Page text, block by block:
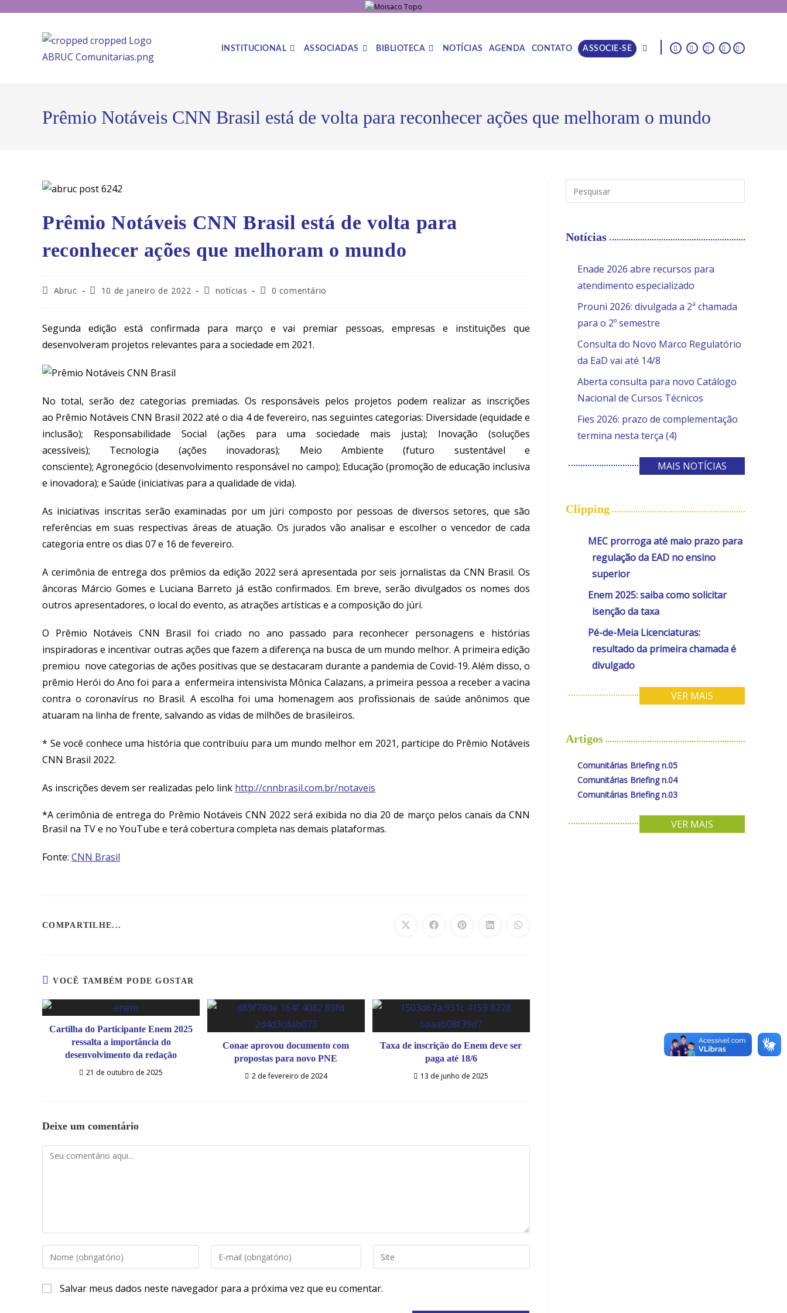
|
INSTITUCIONAL ASSOCIADAS BIBLIOTECA NOTÍCIAS AGENDA CONTATO ASSOCIE-SE
Prêmio Notáveis CNN Brasil está de volta para reconhecer ações que melhoram o mundo
Prêmio Notáveis CNN Brasil está de volta para
reconhecer ações que melhoram o mundo
Abruc 10 de janeiro de 2022 notícias 0 comentário
Segunda edição está confirmada para março e vai premiar pessoas, empresas e instituições que
desenvolveram projetos relevantes para a sociedade em 2021.
No total, serão dez categorias premiadas. Os responsáveis pelos projetos podem realizar as inscrições
ao Prêmio Notáveis CNN Brasil 2022 até o dia 4 de fevereiro, nas seguintes categorias: Diversidade (equidade e
inclusão); Responsabilidade Social (ações para uma sociedade mais justa); Inovação (soluções
acessíveis); Tecnologia (ações inovadoras); Meio Ambiente (futuro sustentável e
consciente); Agronegócio (desenvolvimento responsável no campo); Educação (promoção de educação inclusiva
e inovadora); e Saúde (iniciativas para a qualidade de vida).
As iniciativas inscritas serão examinadas por um júri composto por pessoas de diversos setores, que são
referências em suas respectivas áreas de atuação. Os jurados vão analisar e escolher o vencedor de cada
categoria entre os dias 07 e 16 de fevereiro.
A cerimônia de entrega dos prêmios da edição 2022 será apresentada por seis jornalistas da CNN Brasil. Os
âncoras Márcio Gomes e Luciana Barreto já estão confirmados. Em breve, serão divulgados os nomes dos
outros apresentadores, o local do evento, as atrações artísticas e a composição do júri.
O Prêmio Notáveis CNN Brasil foi criado no ano passado para reconhecer personagens e histórias
inspiradoras e incentivar outras ações que fazem a diferença na busca de um mundo melhor. A primeira edição
premiou nove categorias de ações positivas que se destacaram durante a pandemia de Covid-19. Além disso, o
prêmio Herói do Ano foi para a enfermeira intensivista Mônica Calazans, a primeira pessoa a receber a vacina
contra o coronavírus no Brasil. A escolha foi uma homenagem aos profissionais de saúde anônimos que
atuaram na linha de frente, salvando as vidas de milhões de brasileiros.
* Se você conhece uma história que contribuiu para um mundo melhor em 2021, participe do Prêmio Notáveis
CNN Brasil 2022.
As inscrições devem ser realizadas pelo link http://cnnbrasil.com.br/notaveis
*A cerimônia de entrega do Prêmio Notáveis CNN 2022 seráexibida no dia 20 de março pelos canais da CNN
Brasil na TV e no YouTube e terá cobertura completa nas demais plataformas.
Fonte: CNN Brasil
COMPARTILHE...
VOCÊ TAMBÉM PODE GOSTAR
Cartilha do Participante Enem 2025
ressalta a importância do
desenvolvimento da redação
21 de outubro de 2025
Conae aprovou documento com
propostas para novo PNE
2 de fevereiro de 2024
Taxa de inscrição do Enem deve ser
paga até 18/6
13 de junho de 2025
Deixe um comentário
Salvar meus dados neste navegador para a próxima vez que eu comentar.
Notícias
Enade 2026 abre recursos para
atendimento especializado
Prouni 2026: divulgada a 2ª chamada
para o 2º semestre
Consulta do Novo Marco Regulatório
da EaD vai até 14/8
Aberta consulta para novo Catálogo
Nacional de Cursos Técnicos
Fies 2026: prazo de complementação
termina nesta terça (4)
MAIS NOTÍCIAS
Clipping
MEC prorroga até maio prazo para
regulação da EAD no ensino
superior
Enem 2025: saiba como solicitar
isenção da taxa
Pé-de-Meia Licenciaturas:
resultado da primeira chamada é
divulgado
VER MAIS
Artigos
Comunitárias Briefing n.05
Comunitárias Briefing n.04
Comunitárias Briefing n.03
VER MAIS